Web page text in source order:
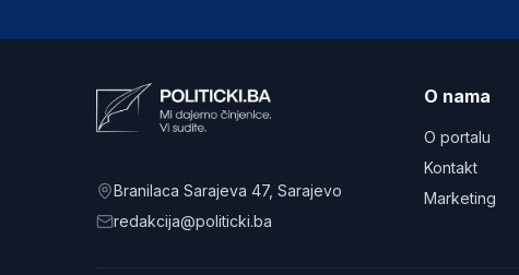
Branilaca Sarajeva 47, Sarajevo
redakcija@politicki.ba
O nama
O portalu
Kontakt
Marketing